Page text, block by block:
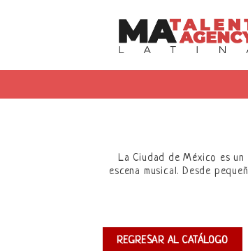
La Ciudad de México es
escena musical. Desde
REGRESAR AL CATÁLOGO